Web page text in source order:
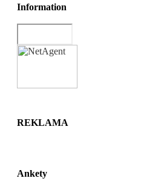
Information
REKLAMA
Ankety